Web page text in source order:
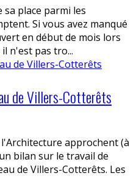
place parmi les
Si vous avez manqué
en début de mois lors
n'est pas tro...
de Villers-Cotterêts
approchent (à
bilan sur le travail de
de Villers-Cotterêts. Les